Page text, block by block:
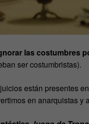
las costumbres
ser costumbristas).
están presentes
en anarquistas y